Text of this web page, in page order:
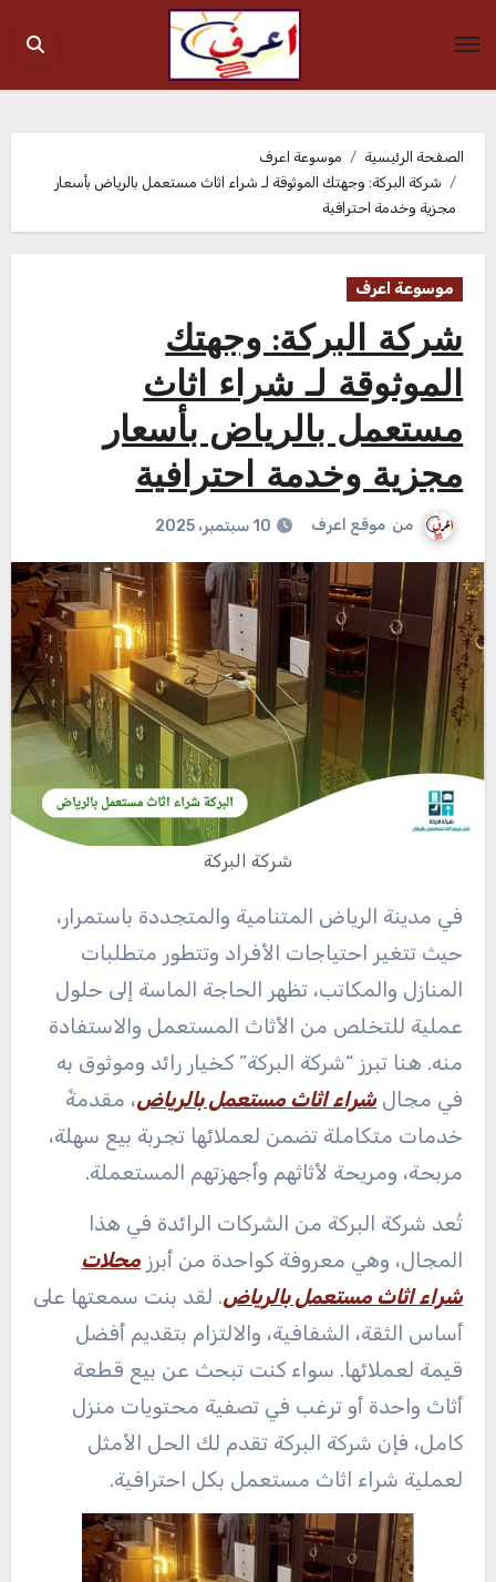
الصفحة الرئيسية
موسوعة اعرف
شركة البركة: وجهتك الموثوقة لـ شراء اثاث مستعمل بالرياض بأسعار
مجزية وخدمة احترافية
موسوعة اعرف
شركة البركة: وجهتك
الموثوقة لـ شراء اثاث
مستعمل بالرياض بأسعار
مجزية وخدمة احترافية
من موقع اعرف 10 سبتمبر، 2025
شركة البركة
في مدينة الرياض المتنامية والمتجددة باستمرار،
حيث تتغير احتياجات الأفراد وتتطور متطلبات
المنازل والمكاتب، تظهر الحاجة الماسة إلى حلول
عملية للتخلص من الأثاث المستعمل والاستفادة
منه. هنا تبرز “شركة البركة” كخيار رائد وموثوق به
في مجال شراء اثاث مستعمل بالرياض، مقدمةً
خدمات متكاملة تضمن لعملائها تجربة بيع سهلة،
مربحة، ومريحة لأثاثهم وأجهزتهم المستعملة.
تُعد شركة البركة من الشركات الرائدة في هذا
المجال، وهي معروفة كواحدة من أبرز محلات
شراء اثاث مستعمل بالرياض. لقد بنت سمعتها على
أساس الثقة، الشفافية، والالتزام بتقديم أفضل
قيمة لعملائها. سواء كنت تبحث عن بيع قطعة
أثاث واحدة أو ترغب في تصفية محتويات منزل
كامل، فإن شركة البركة تقدم لك الحل الأمثل
لعملية شراء اثاث مستعمل بكل احترافية.